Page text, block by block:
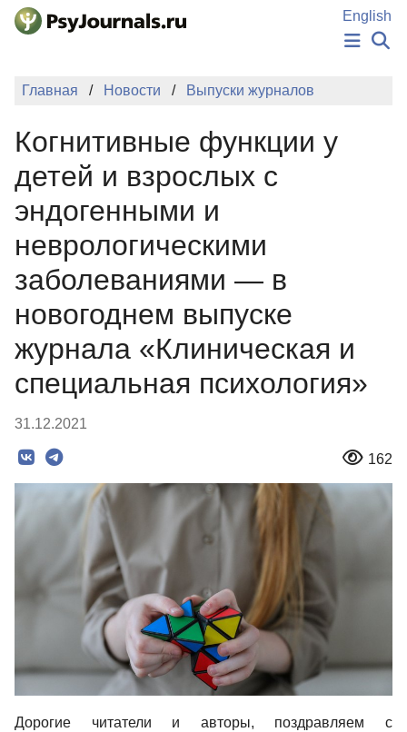
Перейти к основному содержанию
English
НОВОСТИ
ПОДАТЬ РУКОПИСЬ
КЛЮЧЕВЫЕ СЛОВА
Регистрация
Главная Новости Выпуски журналов
Когнитивные функции у
детей и взрослых с
эндогенными и
неврологическими
заболеваниями — в
новогоднем выпуске
журнала «Клиническая и
специальная психология»
31.12.2021
162
Дорогие читатели и авторы, поздравляем с